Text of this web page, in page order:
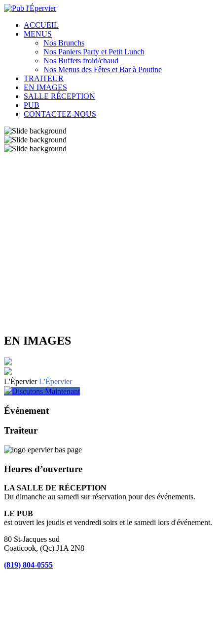
ACCUEIL
MENUS
Nos Brunchs
Nos Paniers Party et Petit Lunch
Nos Buffets froid/chaud
Nos Menus des Fêtes et Bar à Poutine
TRAITEUR
EN IMAGES
SALLE RÉCEPTION
PUB
CONTACTEZ-NOUS
EN IMAGES
L'Épervier L'Épervier
Discutons Maintenant
Événement
Traiteur
Heures d’ouverture
LA SALLE DE RÉCEPTION
Du dimanche au samedi sur réservation pour des événements.
LE PUB
est ouvert les jeudis et vendredi soirs et le samedi lors d'événement.
80 St-Jacques sud
Coaticook, (Qc) J1A 2N8
(819) 804-0555